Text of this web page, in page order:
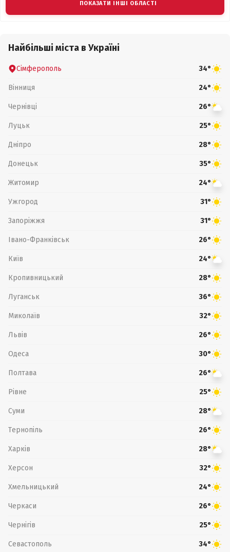
ПОКАЗАТИ ІНШІ ОБЛАСТІ
Найбільші міста в Україні
Сімферополь 34°
Вінниця 24°
Чернівці 26°
Луцьк 25°
Дніпро 28°
Донецьк 35°
Житомир 24°
Ужгород 31°
Запоріжжя 31°
Івано-Франківськ 26°
Київ 24°
Кропивницький 28°
Луганськ 36°
Миколаїв 32°
Львів 26°
Одеса 30°
Полтава 26°
Рівне 25°
Суми 28°
Тернопіль 26°
Харків 28°
Херсон 32°
Хмельницький 24°
Черкаси 26°
Чернігів 25°
Севастополь 34°